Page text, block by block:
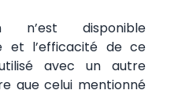
n’est disponible
et l’efficacité de ce
avec un autre
que celui mentionné